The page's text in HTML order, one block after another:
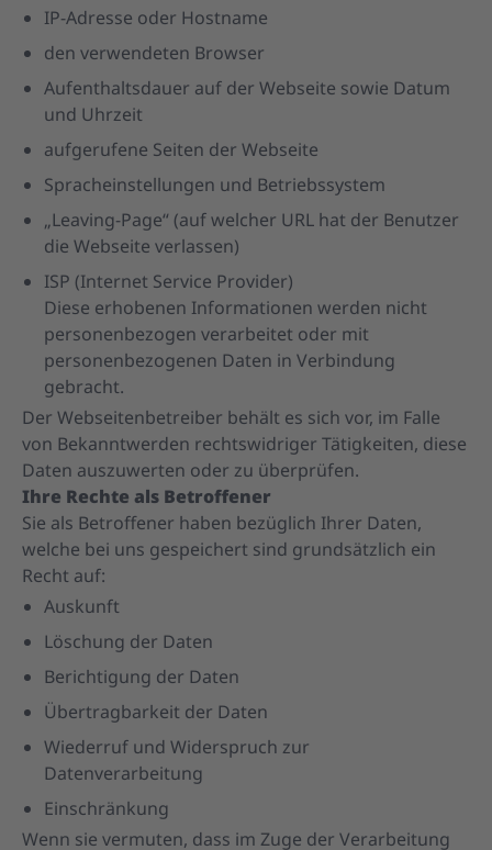
IP-Adresse oder Hostname
den verwendeten Browser
Aufenthaltsdauer auf der Webseite sowie Datum
und Uhrzeit
aufgerufene Seiten der Webseite
Spracheinstellungen und Betriebssystem
„Leaving-Page“ (auf welcher URL hat der Benutzer
die Webseite verlassen)
ISP (Internet Service Provider)
Diese erhobenen Informationen werden nicht
personenbezogen verarbeitet oder mit
personenbezogenen Daten in Verbindung
gebracht.
Der Webseitenbetreiber behält es sich vor, im Falle
von Bekanntwerden rechtswidriger Tätigkeiten, diese
Daten auszuwerten oder zu überprüfen.
Ihre Rechte als Betroffener
Sie als Betroffener haben bezüglich Ihrer Daten,
welche bei uns gespeichert sind grundsätzlich ein
Recht auf:
Auskunft
Löschung der Daten
Berichtigung der Daten
Übertragbarkeit der Daten
Wiederruf und Widerspruch zur
Datenverarbeitung
Einschränkung
Wenn sie vermuten, dass im Zuge der Verarbeitung